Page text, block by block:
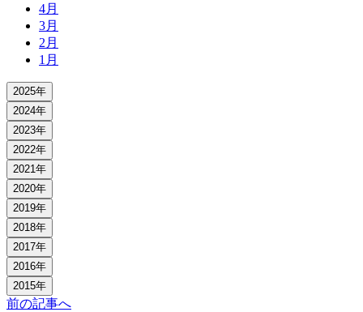
4月
3月
2月
1月
2025年
2024年
2023年
2022年
2021年
2020年
2019年
2018年
2017年
2016年
2015年
前の記事へ